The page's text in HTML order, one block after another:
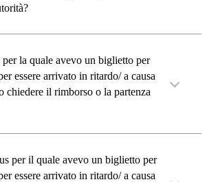
la quale avevo un biglietto per
essere arrivato in ritardo/ a causa
chiedere il rimborso o la partenza
per il quale avevo un biglietto per
essere arrivato in ritardo/ a causa